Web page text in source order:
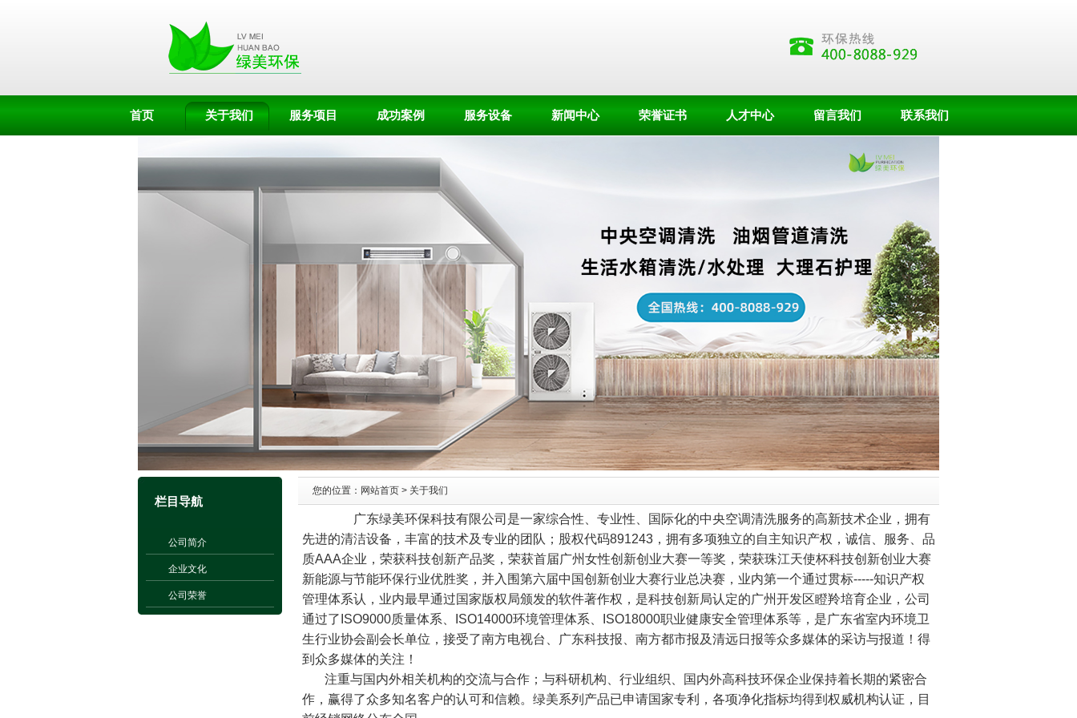
首页 关于我们 服务项目 成功案例 服务设备 新闻中心 荣誉证书 人才中心 留言我们 联系我们
栏目导航
公司简介
企业文化
公司荣誉
您的位置： 网站首页 > 关于我们
广东绿美环保科技有限公司是一家综合性、专业性、国际化的中央空调清洗服务的高新技术企业，拥有
先进的清洁设备，丰富的技术及专业的团队；股权代码891243，拥有多项独立的自主知识产权，诚信、服务、品
质AAA企业，荣获科技创新产品奖，荣获首届广州女性创新创业大赛一等奖，荣获珠江天使杯科技创新创业大赛
新能源与节能环保行业优胜奖，并入围第六届中国创新创业大赛行业总决赛，业内第一个通过贯标-----知识产权
管理体系认，业内最早通过国家版权局颁发的软件著作权，是科技创新局认定的广州开发区瞪羚培育企业，公司
通过了ISO9000质量体系、ISO14000环境管理体系、ISO18000职业健康安全管理体系等，是广东省室内环境卫
生行业协会副会长单位，接受了南方电视台、广东科技报、南方都市报及清远日报等众多媒体的采访与报道！得
到众多媒体的关注！
注重与国内外相关机构的交流与合作；与科研机构、行业组织、国内外高科技环保企业保持着长期的紧密合
作，赢得了众多知名客户的认可和信赖。绿美系列产品已申请国家专利，各项净化指标均得到权威机构认证，目